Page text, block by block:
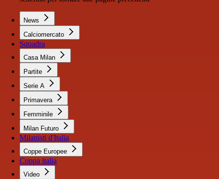
News
Calciomercato
Squadra
Casa Milan
Partite
Serie A
Primavera
Femminile
Milan Futuro
Milanisti d'Italia
Coppe Europee
Coppa italia
Video